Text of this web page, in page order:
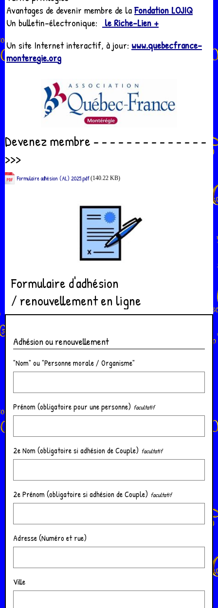
Avantages de devenir membre de laFondation LOJIQ
Un bulletin-électronique:
le Riche-Lien +
Un site Internet interactif, à jour: www.quebecfrance-
monteregie.org
Devenez membre - - - - - - - - - - - - - -
>>>
Formulaire adhésion (AL) 2025.pdf(140.22 KB)
Formulaire d'adhésion
/ renouvellement en ligne
Adhésion ou renouvellement
"Nom" ou "Personne morale / Organisme"
Prénom (obligatoire pour une personne)
2e Nom (obligatoire si adhésion de Couple)
2e Prénom (obligatoire si adhésion de Couple)
Adresse (Numéro et rue)
Ville